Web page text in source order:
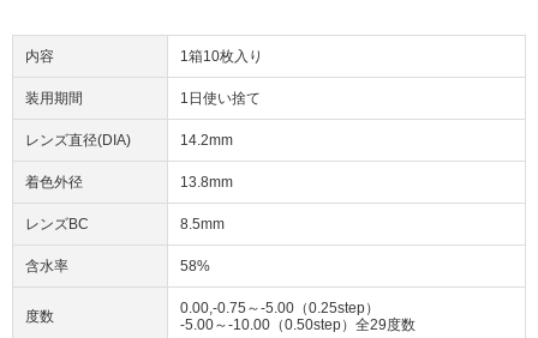
内容 1箱10枚入り
装用期間 1日使い捨て
レンズ直径(DIA) 14.2mm
着色外径 13.8mm
レンズBC 8.5mm
含水率 58%
度数
0.00,-0.75～-5.00（0.25step）
-5.00～-10.00（0.50step）全29度数